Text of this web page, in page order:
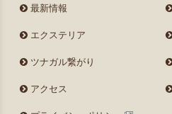
最新情報
エクステリア
ツナガル繋がり
アクセス